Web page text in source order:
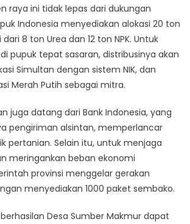
raya ini tidak lepas dari dukungan
Indonesia menyediakan alokasi 20 ton
8 ton Urea dan 12 ton NPK. Untuk
pupuk tepat sasaran, distribusinya akan
Simultan dengan sistem NIK, dan
Merah Putih sebagai mitra.
juga datang dari Bank Indonesia, yang
pengiriman alsintan, memperlancar
pertanian. Selain itu, untuk menjaga
meringankan beban ekonomi
provinsi menggelar gerakan
menyediakan 1000 paket sembako.
Desa Sumber Makmur dapat